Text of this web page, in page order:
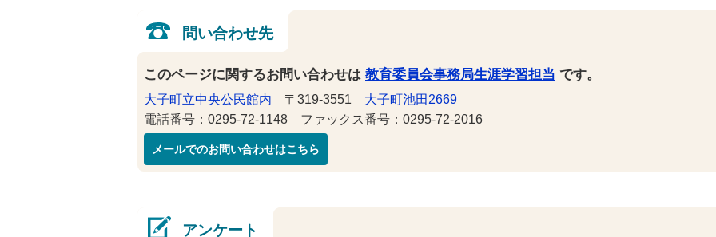
問い合わせ先
このページに関するお問い合わせは 教育委員会事務局生涯学習担当 です。
大子町立中央公民館内 〒319-3551 大子町池田2669
電話番号：0295-72-1148 ファックス番号：0295-72-2016
メールでのお問い合わせはこちら
アンケート